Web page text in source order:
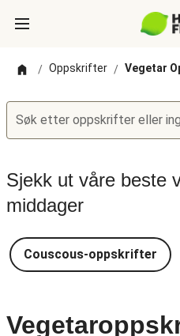
/ Oppskrifter / Vegetar
Søk etter oppskrifter eller
Sjekk ut våre beste
middager
Couscous-oppskrifter